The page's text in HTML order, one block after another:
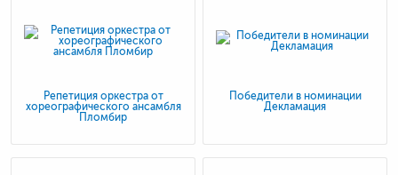
Репетиция оркестра от
хореографического ансамбля
Пломбир
Победители в номинации
Декламация